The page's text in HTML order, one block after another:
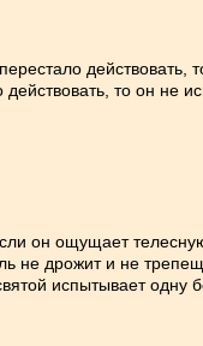
действовать,
то он не
он ощущает
не дрожит и не
испытывает